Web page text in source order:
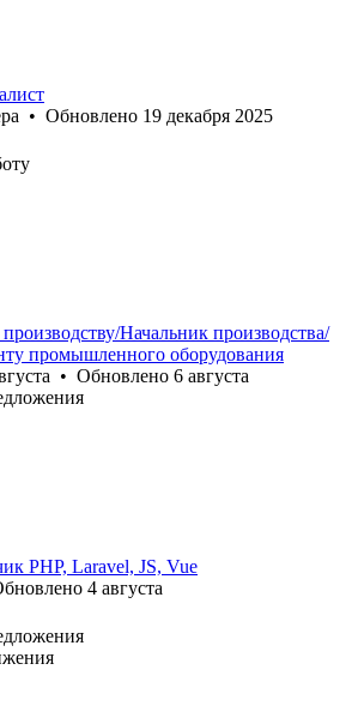
• Обновлено 19 декабря 2025
Начальник производства/
промышленного оборудования
• Обновлено 6 августа
PHP, Laravel, JS, Vue
4 августа